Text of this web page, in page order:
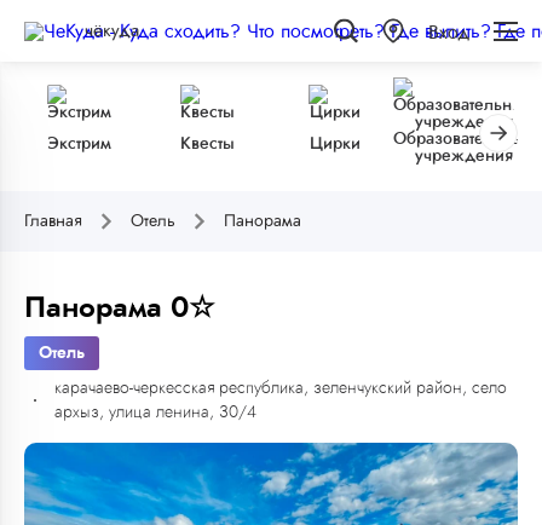
чёкуда Вход
Экстрим Квесты Цирки
Образовательные
учреждения
Главная Отель Панорама
Панорама 0☆
Отель
карачаево-черкесская республика, зеленчукский район, село
архыз, улица ленина, 30/4